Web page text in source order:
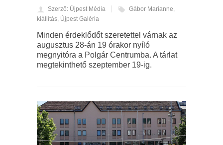
Szerző: Újpest Média Gábor Marianne,
kiállítás, Újpest Galéria
Minden érdeklődőt szeretettel várnak az
augusztus 28-án 19 órakor nyíló
megnyitóra a Polgár Centrumba. A tárlat
megtekinthető szeptember 19-ig.